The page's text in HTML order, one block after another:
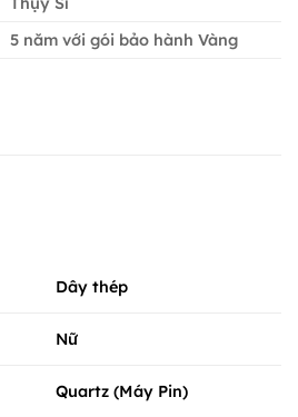
5 năm với gói bảo hành Vàng
Dây thép
Nữ
Quartz (Máy Pin)